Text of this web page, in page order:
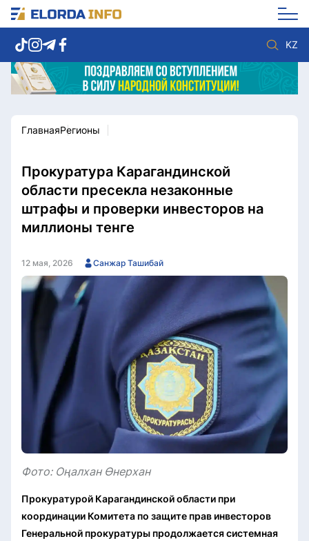
KZ
Новости столицы
Спорт
Культура
Разное
Мнение
Видео
Мир
Послание
Служба Комплаенс
Этический кодекс
Служу стране
ГлавнаяРегионы
Прокуратура Карагандинской
области пресекла незаконные
штрафы и проверки инвесторов на
миллионы тенге
12 мая, 2026 Санжар Ташибай
Фото: Оңалхан Өнерхан
Прокуратурой Карагандинской области при
координации Комитета по защите прав инвесторов
Генеральной прокуратуры продолжается системная